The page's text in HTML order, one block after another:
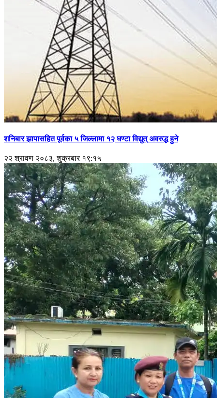
शनिबार झापासहित पूर्वका ५ जिल्लामा १२ घण्टा विद्युत् अवरुद्ध हुने
२२ श्रावण २०८३, शुक्रबार १९:१५